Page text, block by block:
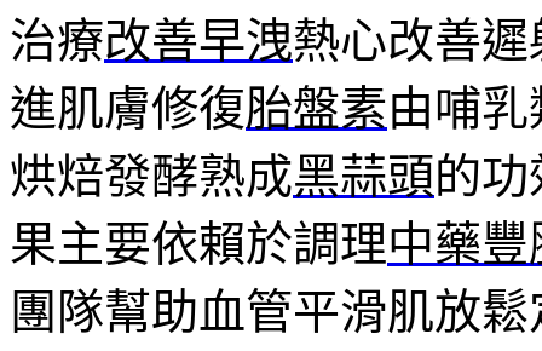
治療改善早洩熱心改善
進肌膚修復胎盤素由哺
烘焙發酵熟成黑蒜頭的
果主要依賴於調理中藥
團隊幫助血管平滑肌放